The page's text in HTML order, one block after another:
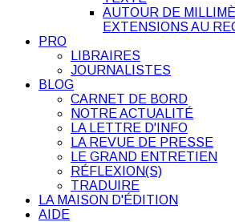
AUTOUR DE
EXTENSIONS AU
PRO
LIBRAIRES
JOURNALISTES
BLOG
CARNET DE BORD
NOTRE ACTUALITÉ
LA LETTRE D'INFO
LA REVUE DE PRESSE
LE GRAND ENTRETIEN
RÉFLEXION(S)
TRADUIRE
LA MAISON D'ÉDITION
AIDE